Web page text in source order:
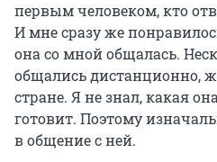
первым человеком, кто
И мне сразу же
она со мной общалась.
общались дистанционно,
стране. Я не знал, какая
готовит. Поэтому
в общение с ней.